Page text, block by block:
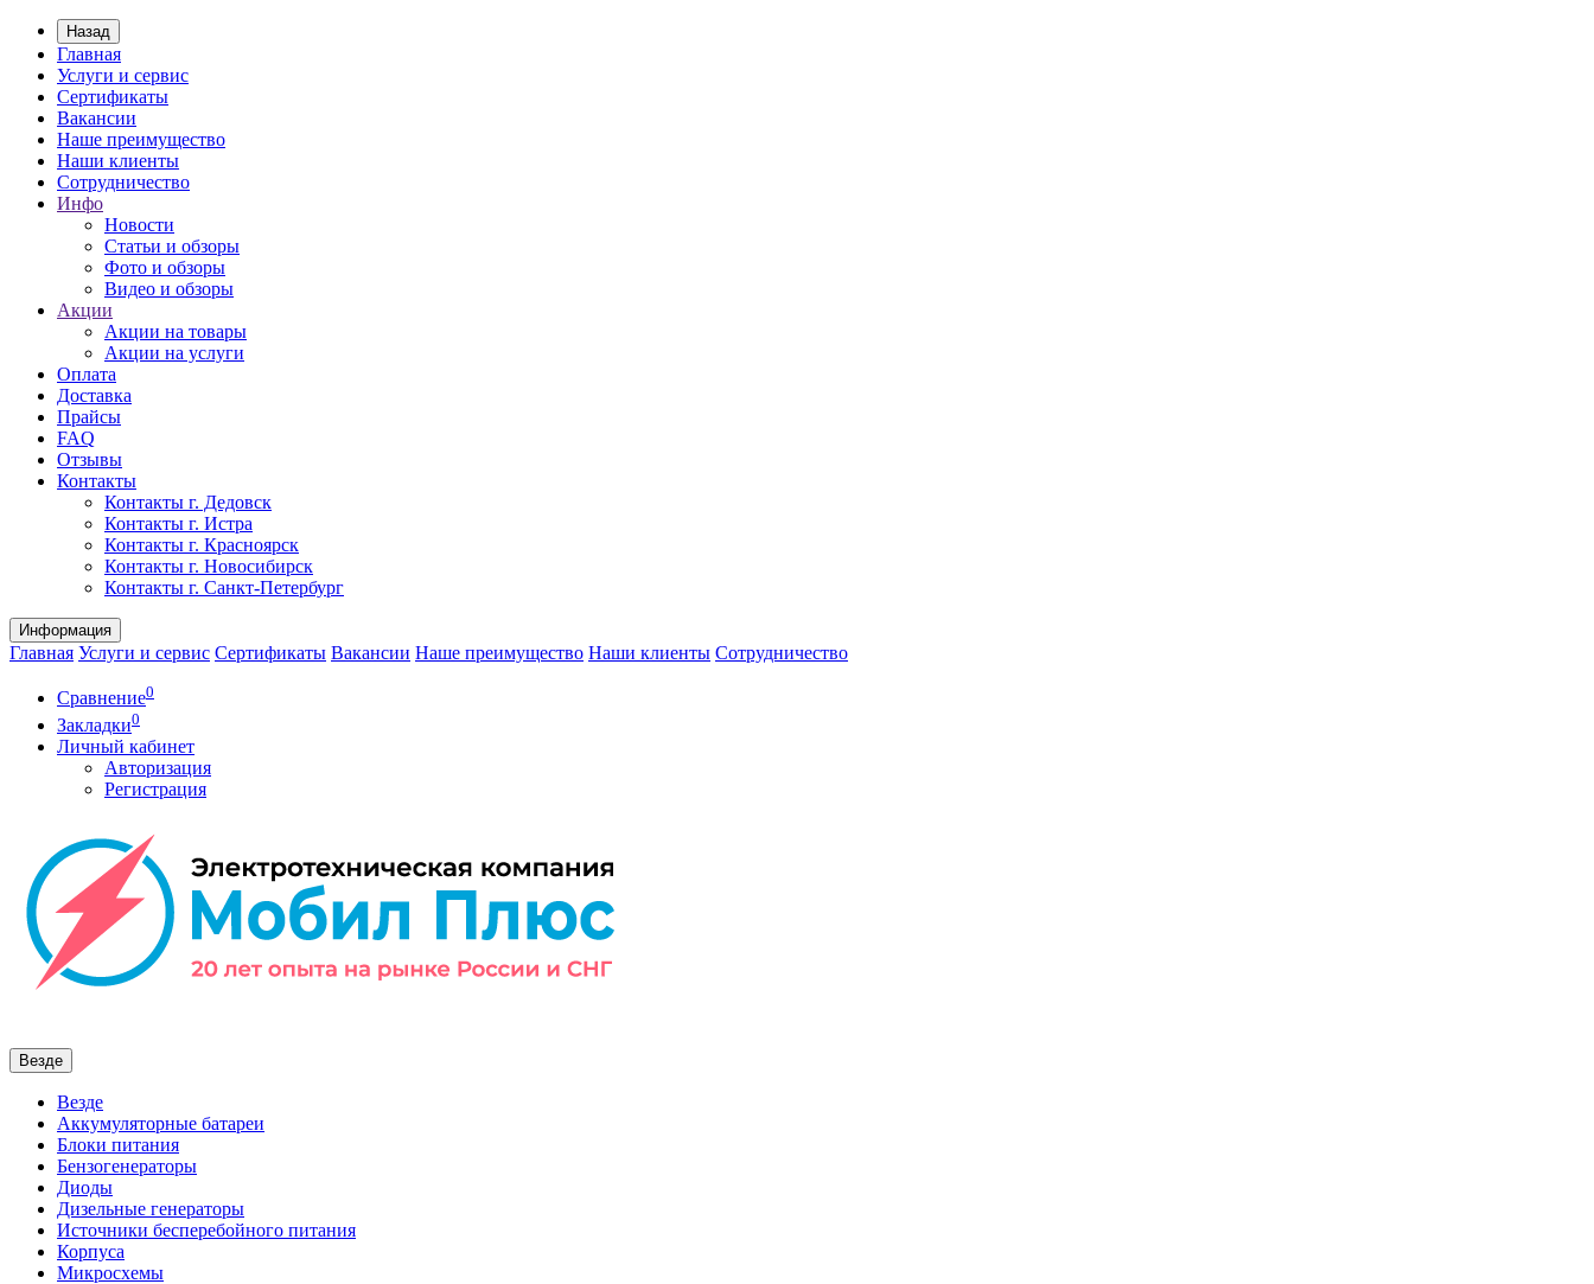
Назад
Главная
Услуги и сервис
Сертификаты
Вакансии
Наше преимущество
Наши клиенты
Сотрудничество
Инфо
Новости
Статьи и обзоры
Фото и обзоры
Видео и обзоры
Акции
Акции на товары
Акции на услуги
Оплата
Доставка
Прайсы
FAQ
Отзывы
Контакты
Контакты г. Дедовск
Контакты г. Истра
Контакты г. Красноярск
Контакты г. Новосибирск
Контакты г. Санкт-Петербург
Информация
Главная Услуги и сервис Сертификаты Вакансии Наше преимущество Наши клиенты Сотрудничество
Сравнение0
Закладки0
Личный кабинет
Авторизация
Регистрация
Везде
Везде
Аккумуляторные батареи
Блоки питания
Бензогенераторы
Диоды
Дизельные генераторы
Источники бесперебойного питания
Корпуса
Микросхемы